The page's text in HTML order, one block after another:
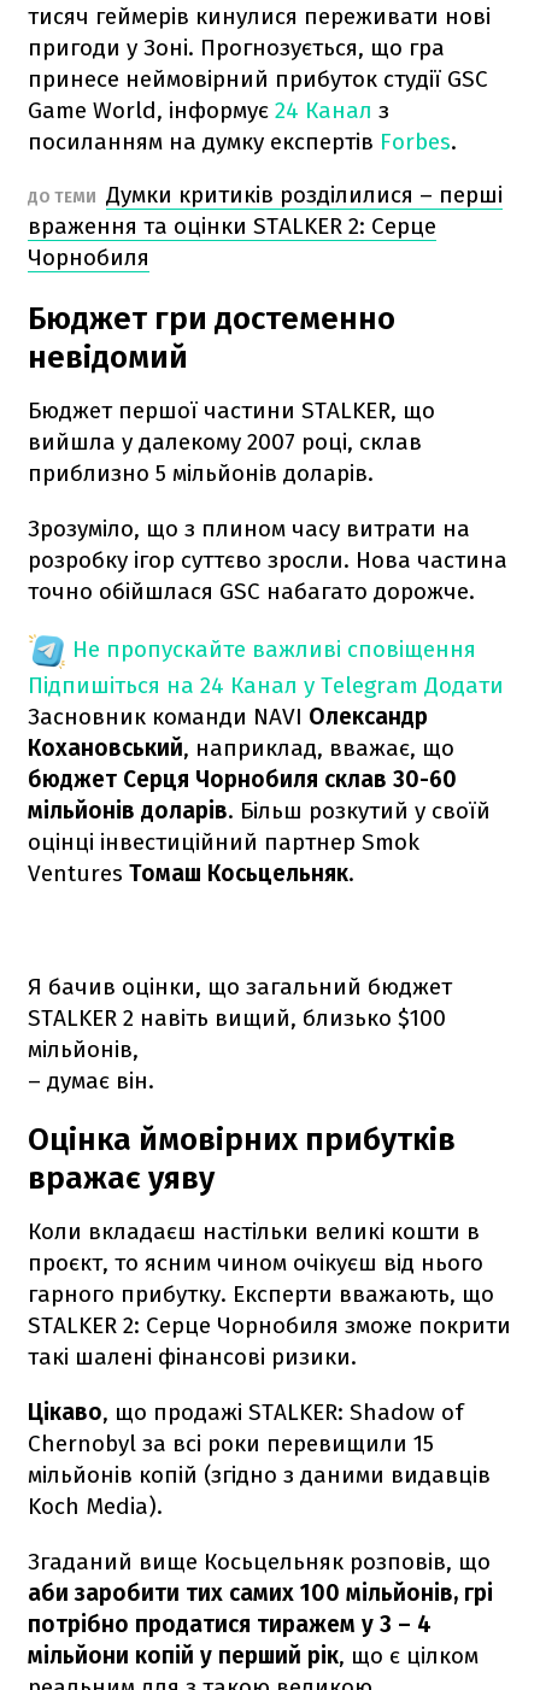
тисяч геймерів кинулися переживати нові
пригоди у Зоні. Прогнозується, що гра
принесе неймовірний прибуток студії GSC
Game World, інформує 24 Канал з
посиланням на думку експертів Forbes.
ДО ТЕМИ Думки критиків розділилися – перші
враження та оцінки STALKER 2: Серце
Чорнобиля
Бюджет гри достеменно
невідомий
Бюджет першої частини STALKER, що
вийшла у далекому 2007 році, склав
приблизно 5 мільйонів доларів.
Зрозуміло, що з плином часу витрати на
розробку ігор суттєво зросли. Нова частина
точно обійшлася GSC набагато дорожче.
Не пропускайте важливі сповіщення
Підпишіться на 24 Канал у Telegram Додати
Засновник команди NAVI Олександр
Кохановський, наприклад, вважає, що
бюджет Серця Чорнобиля склав 30-60
мільйонів доларів. Більш розкутий у своїй
оцінці інвестиційний партнер Smok
Ventures Томаш Косьцельняк.
Я бачив оцінки, що загальний бюджет
STALKER 2 навіть вищий, близько $100
мільйонів,
– думає він.
Оцінка ймовірних прибутків
вражає уяву
Коли вкладаєш настільки великі кошти в
проєкт, то ясним чином очікуєш від нього
гарного прибутку. Експерти вважають, що
STALKER 2: Серце Чорнобиля зможе покрити
такі шалені фінансові ризики.
Цікаво, що продажі STALKER: Shadow of
Chernobyl за всі роки перевищили 15
мільйонів копій (згідно з даними видавців
Koch Media).
Згаданий вище Косьцельняк розповів, що
аби заробити тих самих 100 мільйонів, грі
потрібно продатися тиражем у 3 – 4
мільйони копій у перший рік, що є цілком